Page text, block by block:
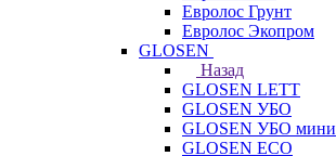
Евролос Грунт
Евролос Экопром
GLOSEN
Назад
GLOSEN LETT
GLOSEN УБО
GLOSEN УБО мини
GLOSEN ECO